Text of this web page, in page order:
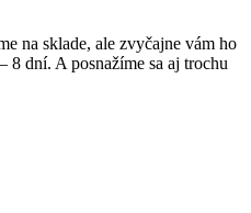
na sklade, ale zvyčajne vám ho
8 dní. A posnažíme sa aj trochu